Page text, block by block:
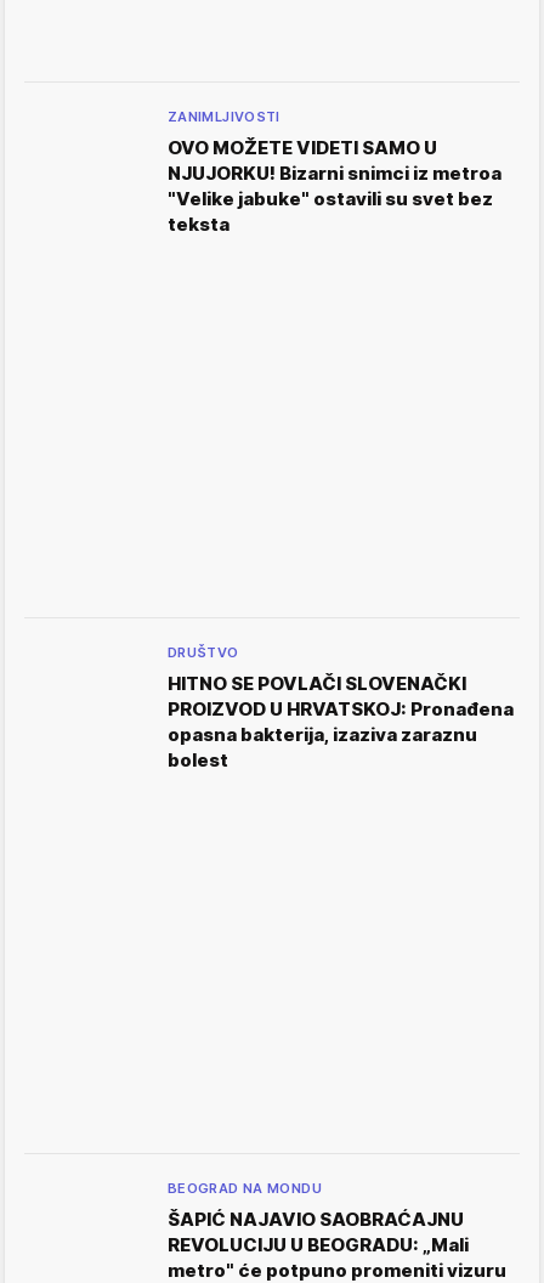
ZANIMLJIVOSTI
OVO MOŽETE VIDETI SAMO U
NJUJORKU! Bizarni snimci iz metroa
"Velike jabuke" ostavili su svet bez
teksta
DRUŠTVO
HITNO SE POVLAČI SLOVENAČKI
PROIZVOD U HRVATSKOJ: Pronađena
opasna bakterija, izaziva zaraznu
bolest
BEOGRAD NA MONDU
ŠAPIĆ NAJAVIO SAOBRAĆAJNU
REVOLUCIJU U BEOGRADU: „Mali
metro" će potpuno promeniti vizuru